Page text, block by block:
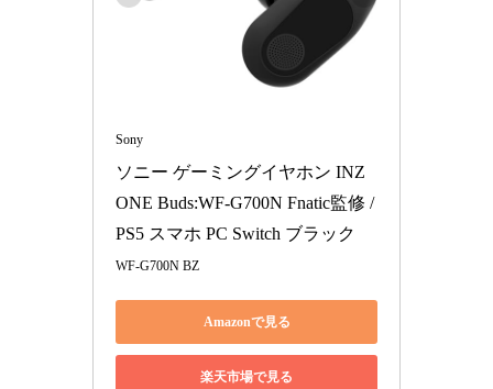
Sony
ソニー ゲーミングイヤホン INZ
ONE Buds:WF-G700N Fnatic監修 /
PS5 スマホ PC Switch ブラック
WF-G700N BZ
Amazonで見る
楽天市場で見る